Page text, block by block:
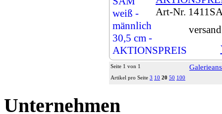
Art-Nr.
Seite 1 von 1
Artikel pro Seite 3 10 20 50 100
Unternehmen